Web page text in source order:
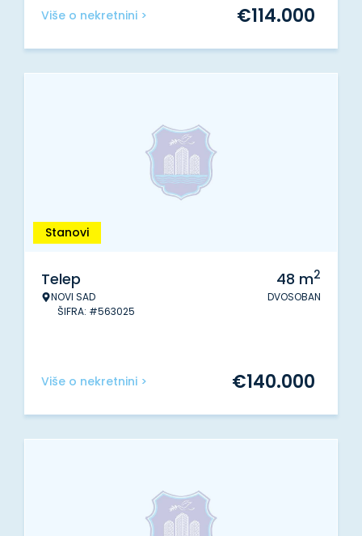
Više o nekretnini > €114.000
Stanovi
Telep
NOVI SAD
ŠIFRA: #563025
48 m2
DVOSOBAN
Više o nekretnini > €140.000